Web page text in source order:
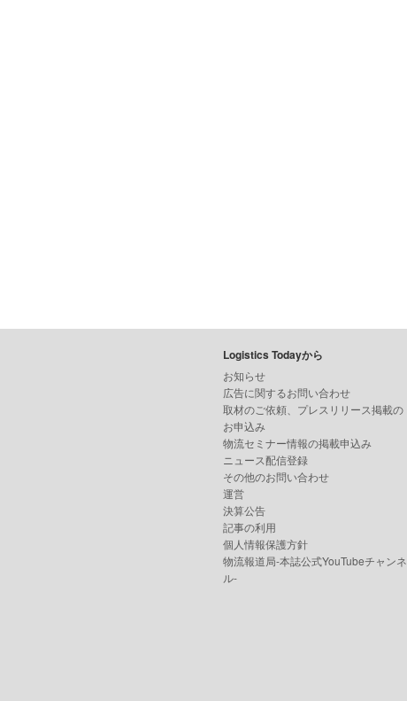
Logistics Todayから
お知らせ
広告に関するお問い合わせ
取材のご依頼、プレスリリース掲載の
お申込み
物流セミナー情報の掲載申込み
ニュース配信登録
その他のお問い合わせ
運営
決算公告
記事の利用
個人情報保護方針
物流報道局-本誌公式YouTubeチャンネ
ル-